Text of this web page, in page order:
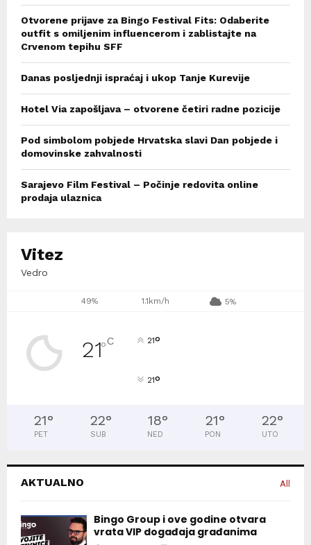
Otvorene prijave za Bingo Festival Fits: Odaberite
outfit s omiljenim influencerom i zablistajte na
Crvenom tepihu SFF
Danas posljednji ispraćaj i ukop Tanje Kurevije
Hotel Via zapošljava – otvorene četiri radne pozicije
Pod simbolom pobjede Hrvatska slavi Dan pobjede i
domovinske zahvalnosti
Sarajevo Film Festival – Počinje redovita online
prodaja ulaznica
Vitez
Vedro
49% 1.1km/h 5%
21°C 21°
21°
21°
PET
22°
SUB
18°
NED
21°
PON
22°
UTO
AKTUALNO All
Bingo Group i ove godine otvara
vrata VIP događaja građanima